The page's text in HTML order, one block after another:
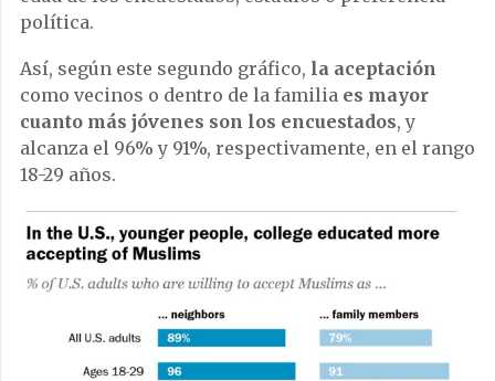
política.
Así, según este segundo gráfico, la aceptación
como vecinos o dentro de la familia es mayor
cuanto más jóvenes son los encuestados, y
alcanza el 96% y 91%, respectivamente, en el rango
18-29 años.